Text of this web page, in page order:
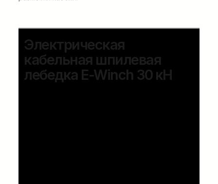
Электрическая
кабельная шпилевая
лебедка E-Winch 30 кН